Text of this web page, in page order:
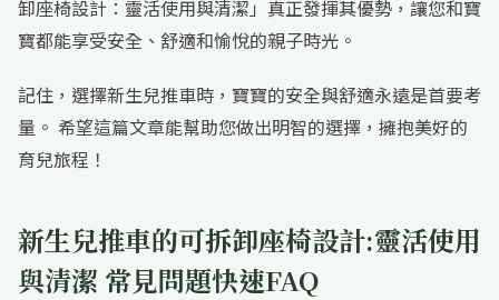
卸座椅設計：靈活使用與清潔」真正發揮其優勢，讓您和寶
寶都能享受安全、舒適和愉悅的親子時光。
記住，選擇新生兒推車時，寶寶的安全與舒適永遠是首要考
量。 希望這篇文章能幫助您做出明智的選擇，擁抱美好的
育兒旅程！
新生兒推車的可拆卸座椅設計:靈活使用
與清潔 常見問題快速FAQ